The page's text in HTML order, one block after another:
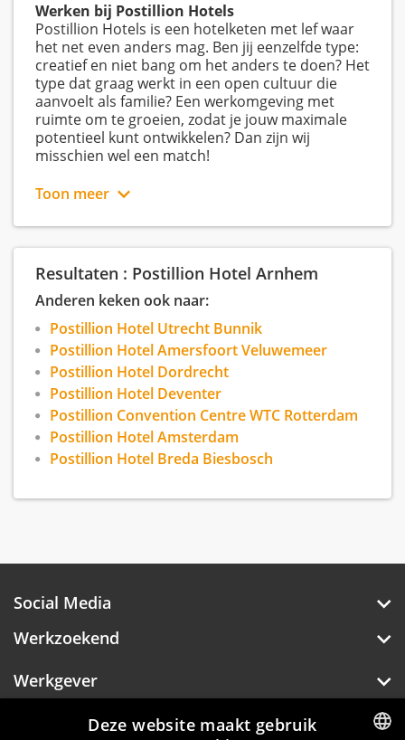
Werken bij Postillion Hotels
Postillion Hotels is een hotelketen met lef waar
het net even anders mag. Ben jij eenzelfde type:
creatief en niet bang om het anders te doen? Het
type dat graag werkt in een open cultuur die
aanvoelt als familie? Een werkomgeving met
ruimte om te groeien, zodat je jouw maximale
potentieel kunt ontwikkelen? Dan zijn wij
misschien wel een match!
Toon meer
Resultaten : Postillion Hotel Arnhem
Anderen keken ook naar:
Postillion Hotel Utrecht Bunnik
Postillion Hotel Amersfoort Veluwemeer
Postillion Hotel Dordrecht
Postillion Hotel Deventer
Postillion Convention Centre WTC Rotterdam
Postillion Hotel Amsterdam
Postillion Hotel Breda Biesbosch
Social Media
Werkzoekend
Werkgever
Over Hotelprofessionals
Deze website maakt gebruik